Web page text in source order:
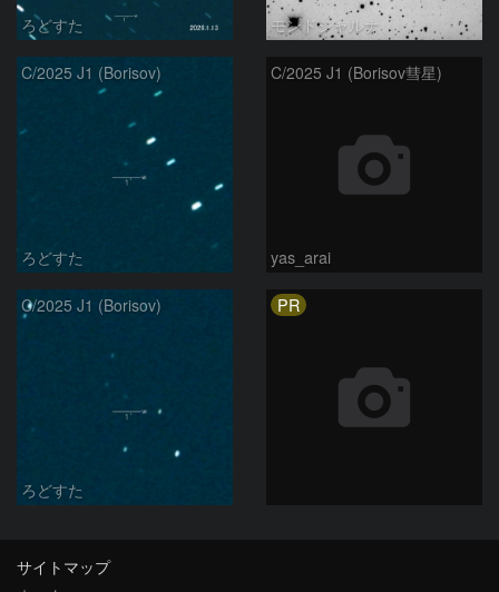
ろどすた モンドシャルナ
C/2025 J1 (Borisov)
ろどすた
C/2025 J1 (Borisov彗星)
yas_arai
C/2025 J1 (Borisov)
ろどすた
PR
サイトマップ